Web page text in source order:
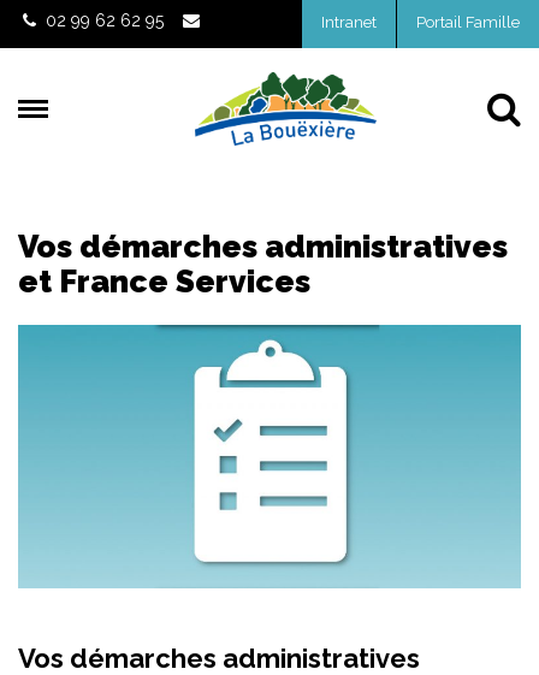
Gestion des traceurs
02 99 62 62 95 Intranet Portail Famille
Vos démarches administratives
et France Services
Vos démarches administratives